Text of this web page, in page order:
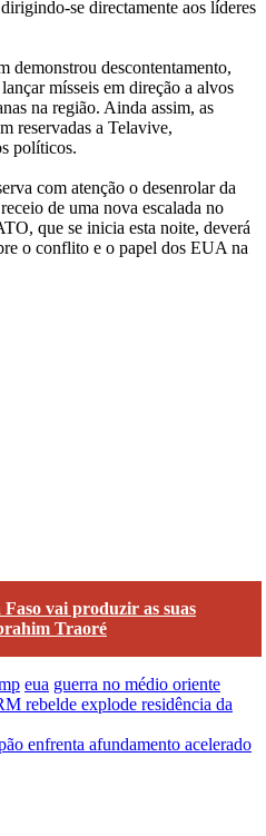
se directamente aos líderes
demonstrou descontentamento,
mísseis em direção a alvos
na região. Ainda assim, as
reservadas a Telavive,
políticos.
com atenção o desenrolar da
de uma nova escalada no
que se inicia esta noite, deverá
o conflito e o papel dos EUA na
vai produzir as suas
Traoré
eua guerra no médio oriente
rebelde explode residência da
enfrenta afundamento acelerado